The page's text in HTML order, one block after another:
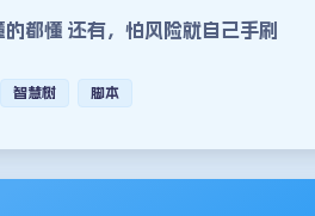
都懂 还有，怕风险就自己手刷
智慧树 脚本